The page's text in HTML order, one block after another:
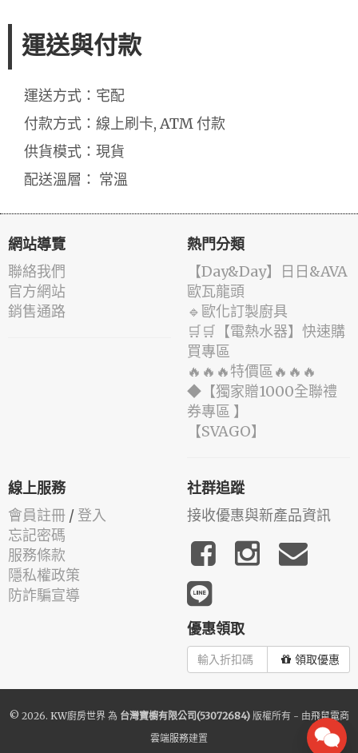
運送與付款
運送方式：宅配
付款方式：線上刷卡, ATM 付款
供貨模式：現貨
配送溫層： 常溫
網站導覽
聯絡我們
官方網站
銷售通路
熱門分類
️【Day&Day】️日日&AVA
歐瓦龍頭
🔹歐化訂製廚具
🛒🛒【電熱水器】快速購
買專區
🔥🔥🔥特價區🔥🔥🔥
◆【獨家贈1000全聯禮
券專區 】
️【SVAGO】️
線上服務
會員註冊 / 登入
忘記密碼
服務條款
隱私權政策
防詐騙宣導
社群追蹤
接收優惠與新產品資訊
優惠領取
領取優惠
© 2026. KW廚房世界為 台灣寶櫥有限公司(53072684)版權所有 - 由飛鼠電商
雲端服務建置